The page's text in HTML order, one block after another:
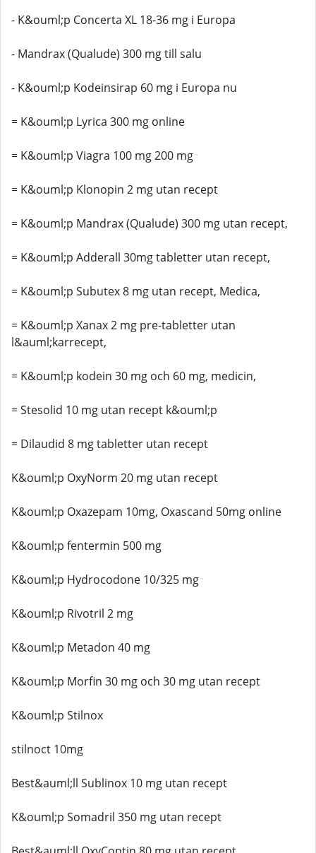
- K&ouml;p Concerta XL 18-36 mg i Europa
- Mandrax (Qualude) 300 mg till salu
- K&ouml;p Kodeinsirap 60 mg i Europa nu
= K&ouml;p Lyrica 300 mg online
= K&ouml;p Viagra 100 mg 200 mg
= K&ouml;p Klonopin 2 mg utan recept
= K&ouml;p Mandrax (Qualude) 300 mg utan recept,
= K&ouml;p Adderall 30mg tabletter utan recept,
= K&ouml;p Subutex 8 mg utan recept, Medica,
= K&ouml;p Xanax 2 mg pre-tabletter utan
l&auml;karrecept,
= K&ouml;p kodein 30 mg och 60 mg, medicin,
= Stesolid 10 mg utan recept k&ouml;p
= Dilaudid 8 mg tabletter utan recept
K&ouml;p OxyNorm 20 mg utan recept
K&ouml;p Oxazepam 10mg, Oxascand 50mg online
K&ouml;p fentermin 500 mg
K&ouml;p Hydrocodone 10/325 mg
K&ouml;p Rivotril 2 mg
K&ouml;p Metadon 40 mg
K&ouml;p Morfin 30 mg och 30 mg utan recept
K&ouml;p Stilnox
stilnoct 10mg
Best&auml;ll Sublinox 10 mg utan recept
K&ouml;p Somadril 350 mg utan recept